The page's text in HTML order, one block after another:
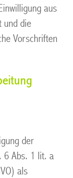
aus
und die
Vorschriften
der
6 Abs. 1 lit. a
als